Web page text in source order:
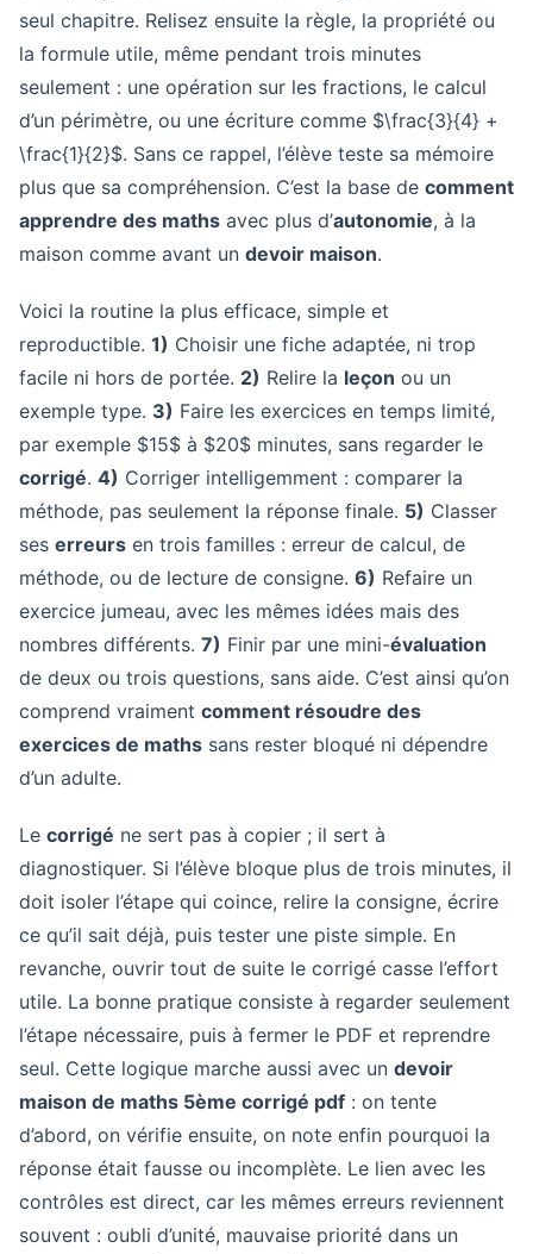
seul chapitre. Relisez ensuite la règle, la propriété ou
la formule utile, même pendant trois minutes
seulement : une opération sur les fractions, le calcul
d’un périmètre, ou une écriture comme $\frac{3}{4} +
\frac{1}{2}$. Sans ce rappel, l’élève teste sa mémoire
plus que sa compréhension. C’est la base de comment
apprendre des maths avec plus d’autonomie, à la
maison comme avant un devoir maison.
Voici la routine la plus efficace, simple et
reproductible. 1) Choisir une fiche adaptée, ni trop
facile ni hors de portée. 2) Relire la leçon ou un
exemple type. 3) Faire les exercices en temps limité,
par exemple $15$ à $20$ minutes, sans regarder le
corrigé. 4) Corriger intelligemment : comparer la
méthode, pas seulement la réponse finale. 5) Classer
ses erreurs en trois familles : erreur de calcul, de
méthode, ou de lecture de consigne. 6) Refaire un
exercice jumeau, avec les mêmes idées mais des
nombres différents. 7) Finir par une mini-évaluation
de deux ou trois questions, sans aide. C’est ainsi qu’on
comprend vraiment comment résoudre des
exercices de maths sans rester bloqué ni dépendre
d’un adulte.
Le corrigé ne sert pas à copier ; il sert à
diagnostiquer. Si l’élève bloque plus de trois minutes, il
doit isoler l’étape qui coince, relire la consigne, écrire
ce qu’il sait déjà, puis tester une piste simple. En
revanche, ouvrir tout de suite le corrigé casse l’effort
utile. La bonne pratique consiste à regarder seulement
l’étape nécessaire, puis à fermer le PDF et reprendre
seul. Cette logique marche aussi avec un devoir
maison de maths 5ème corrigé pdf : on tente
d’abord, on vérifie ensuite, on note enfin pourquoi la
réponse était fausse ou incomplète. Le lien avec les
contrôles est direct, car les mêmes erreurs reviennent
souvent : oubli d’unité, mauvaise priorité dans un